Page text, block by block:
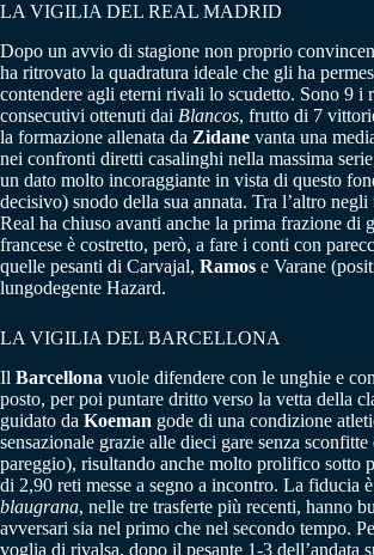
LA VIGILIA DEL REAL MADRID
Dopo un avvio di stagione non proprio
ha ritrovato la quadratura ideale che gli ha
contendere agli eterni rivali lo scudetto. Sono 9 i
consecutivi ottenuti dai Blancos, frutto di 7
la formazione allenata da Zidane vanta una
nei confronti diretti casalinghi nella massima
un dato molto incoraggiante in vista di questo
decisivo) snodo della sua annata. Tra l’altro
Real ha chiuso avanti anche la prima frazione di
francese è costretto, però, a fare i conti con
quelle pesanti di Carvajal, Ramos e Varane
lungodegente Hazard.
LA VIGILIA DEL BARCELLONA
Il Barcellona vuole difendere con le unghie e
posto, per poi puntare dritto verso la vetta della
guidato da Koeman gode di una condizione
sensazionale grazie alle dieci gare senza
pareggio), risultando anche molto prolifico sotto
di 2,90 reti messe a segno a incontro. La fiducia
blaugrana, nelle tre trasferte più recenti, hanno
avversari sia nel primo che nel secondo tempo.
voglia di rivalsa, dopo il pesante 1-3 dell’andata